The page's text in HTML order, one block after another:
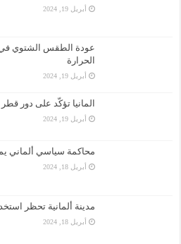
أبريل 19, 2024
عودة الطقس الشتوي في
الحرارة
أبريل 19, 2024
المانيا تؤكّد على دور
أبريل 19, 2024
محاكمة سياسي ألماني
أبريل 18, 2024
مدينة ألمانية تحظر
أبريل 18, 2024